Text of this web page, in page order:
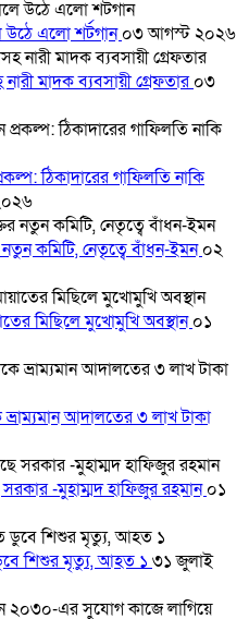
উঠে এলো শর্টগান০৩ আগস্ট ২০২৬
মাদক ব্যবসায়ী গ্রেফতার০৩
ঠিকাদারের গাফিলতি নাকি
কমিটি, নেতৃত্বে বাঁধন-ইমন০২
মিছিলে মুখোমুখি অবস্থান০১
আদালতের ৩ লাখ টাকা
-মুহাম্মদ হাফিজুর রহমান০১
শিশুর মৃত্যু, আহত ১ ৩১ জুলাই